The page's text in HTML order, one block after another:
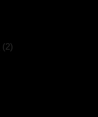
(2)